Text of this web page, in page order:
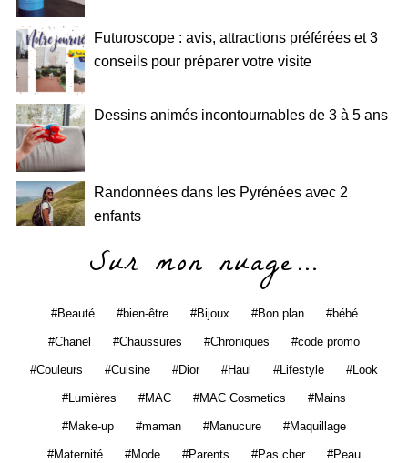
Futuroscope : avis, attractions préférées et 3
conseils pour préparer votre visite
Dessins animés incontournables de 3 à 5 ans
Randonnées dans les Pyrénées avec 2
enfants
Sur mon nuage…
Beauté bien-être Bijoux Bon plan bébé
Chanel Chaussures Chroniques code promo
Couleurs Cuisine Dior Haul Lifestyle Look
Lumières MAC MAC Cosmetics Mains
Make-up maman Manucure Maquillage
Maternité Mode Parents Pas cher Peau